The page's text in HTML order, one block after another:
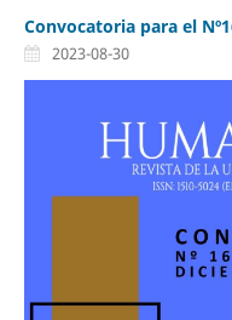
Convocatoria para el
2023-08-30